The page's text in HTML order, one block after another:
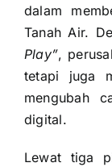
dalam
Tanah Air.
Play”,
tetapi juga
mengubah
digital.
Lewat tiga